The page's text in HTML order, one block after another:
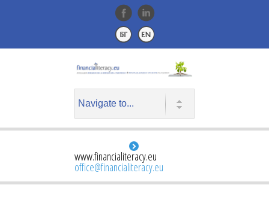
www.financialiteracy.eu
office@financialiteracy.eu